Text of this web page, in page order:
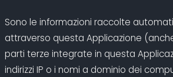
Sono le informazioni raccolte
attraverso questa Applicazione
parti terze integrate in questa
indirizzi IP o i nomi a dominio dei